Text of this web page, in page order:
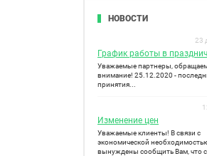
НОВОСТИ
23
График работы в
Уважаемые партнеры,
внимание! 25.12.2020 -
принятия...
Изменение цен
Уважаемые клиенты! В связи с
экономической
вынуждены сообщить Вам, что